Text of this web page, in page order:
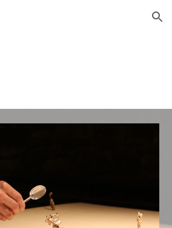
Skip to navigation